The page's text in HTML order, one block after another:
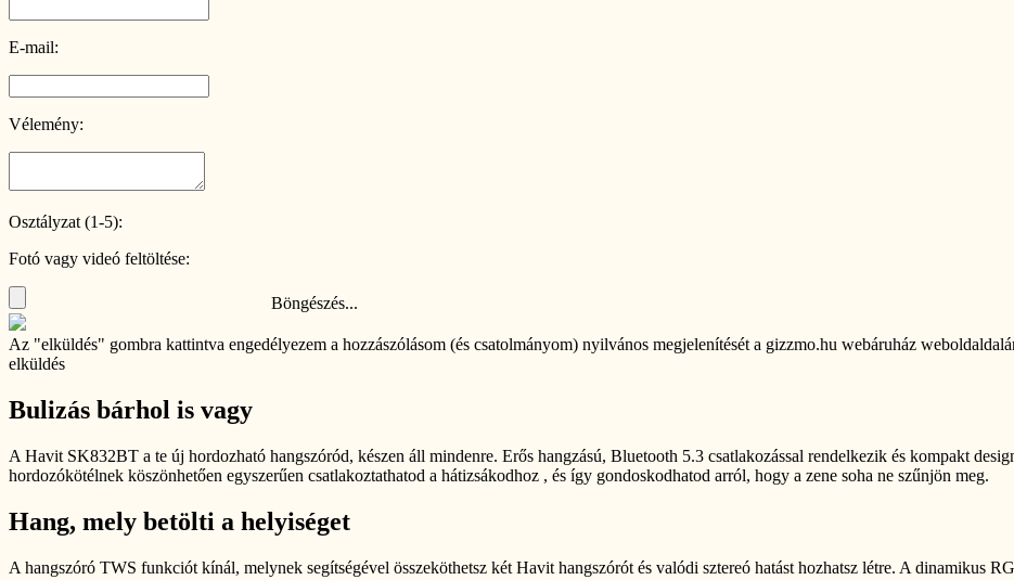
E-mail:
Vélemény:
Osztályzat (1-5):
Fotó vagy videó feltöltése:
Böngészés...
Az "elküldés" gombra kattintva engedélyezem a hozzászólásom (és csatolmányom) nyilvános megjelenítését a gizzmo.hu webáruház
elküldés
Bulizás bárhol is vagy
A Havit SK832BT a te új hordozható hangszóród, készen áll mindenre. Erős hangzású, Bluetooth 5.3 csatlakozással rendelkezik és kompakt
hordozókötélnek köszönhetően egyszerűen csatlakoztathatod a hátizsákodhoz , és így gondoskodhatod arról, hogy a zene soha ne szűnjön meg.
Hang, mely betölti a helyiséget
A hangszóró TWS funkciót kínál, melynek segítségével összeköthetsz két Havit hangszórót és valódi sztereó hatást hozhatsz létre. A dinamikus